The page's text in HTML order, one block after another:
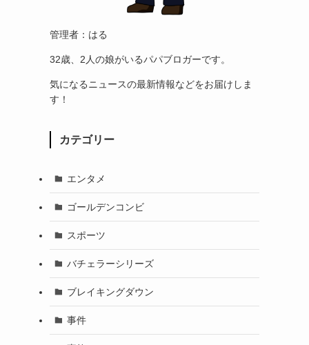
管理者：はる
32歳、2人の娘がいるパパブロガーです。
気になるニュースの最新情報などをお届けしま
す！
カテゴリー
エンタメ
ゴールデンコンビ
スポーツ
バチェラーシリーズ
ブレイキングダウン
事件